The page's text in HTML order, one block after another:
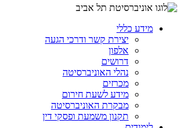
מידע כללי
יצירת קשר ודרכי הגעה
אלפון
דרושים
נהלי האוניברסיטה
מכרזים
מידע לשעת חירום
מבקרת האוניברסיטה
תקנון משמעת ופסקי דין